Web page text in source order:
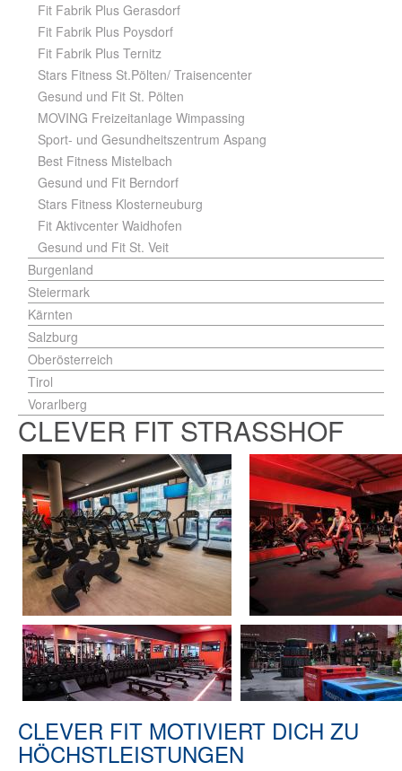
Fit Fabrik Plus Gerasdorf
Fit Fabrik Plus Poysdorf
Fit Fabrik Plus Ternitz
Stars Fitness St.Pölten/ Traisencenter
Gesund und Fit St. Pölten
MOVING Freizeitanlage Wimpassing
Sport- und Gesundheitszentrum Aspang
Best Fitness Mistelbach
Gesund und Fit Berndorf
Stars Fitness Klosterneuburg
Fit Aktivcenter Waidhofen
Gesund und Fit St. Veit
Burgenland
Steiermark
Kärnten
Salzburg
Oberösterreich
Tirol
Vorarlberg
CLEVER FIT STRASSHOF
CLEVER FIT MOTIVIERT DICH ZU
HÖCHSTLEISTUNGEN